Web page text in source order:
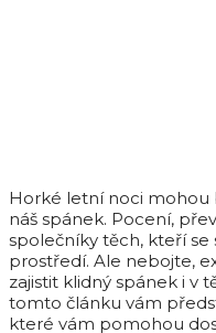
Horké letní noci mohou
náš spánek. Pocení,
společníky těch, kteří se
prostředí. Ale nebojte,
zajistit klidný spánek i v
tomto článku vám
které vám pomohou